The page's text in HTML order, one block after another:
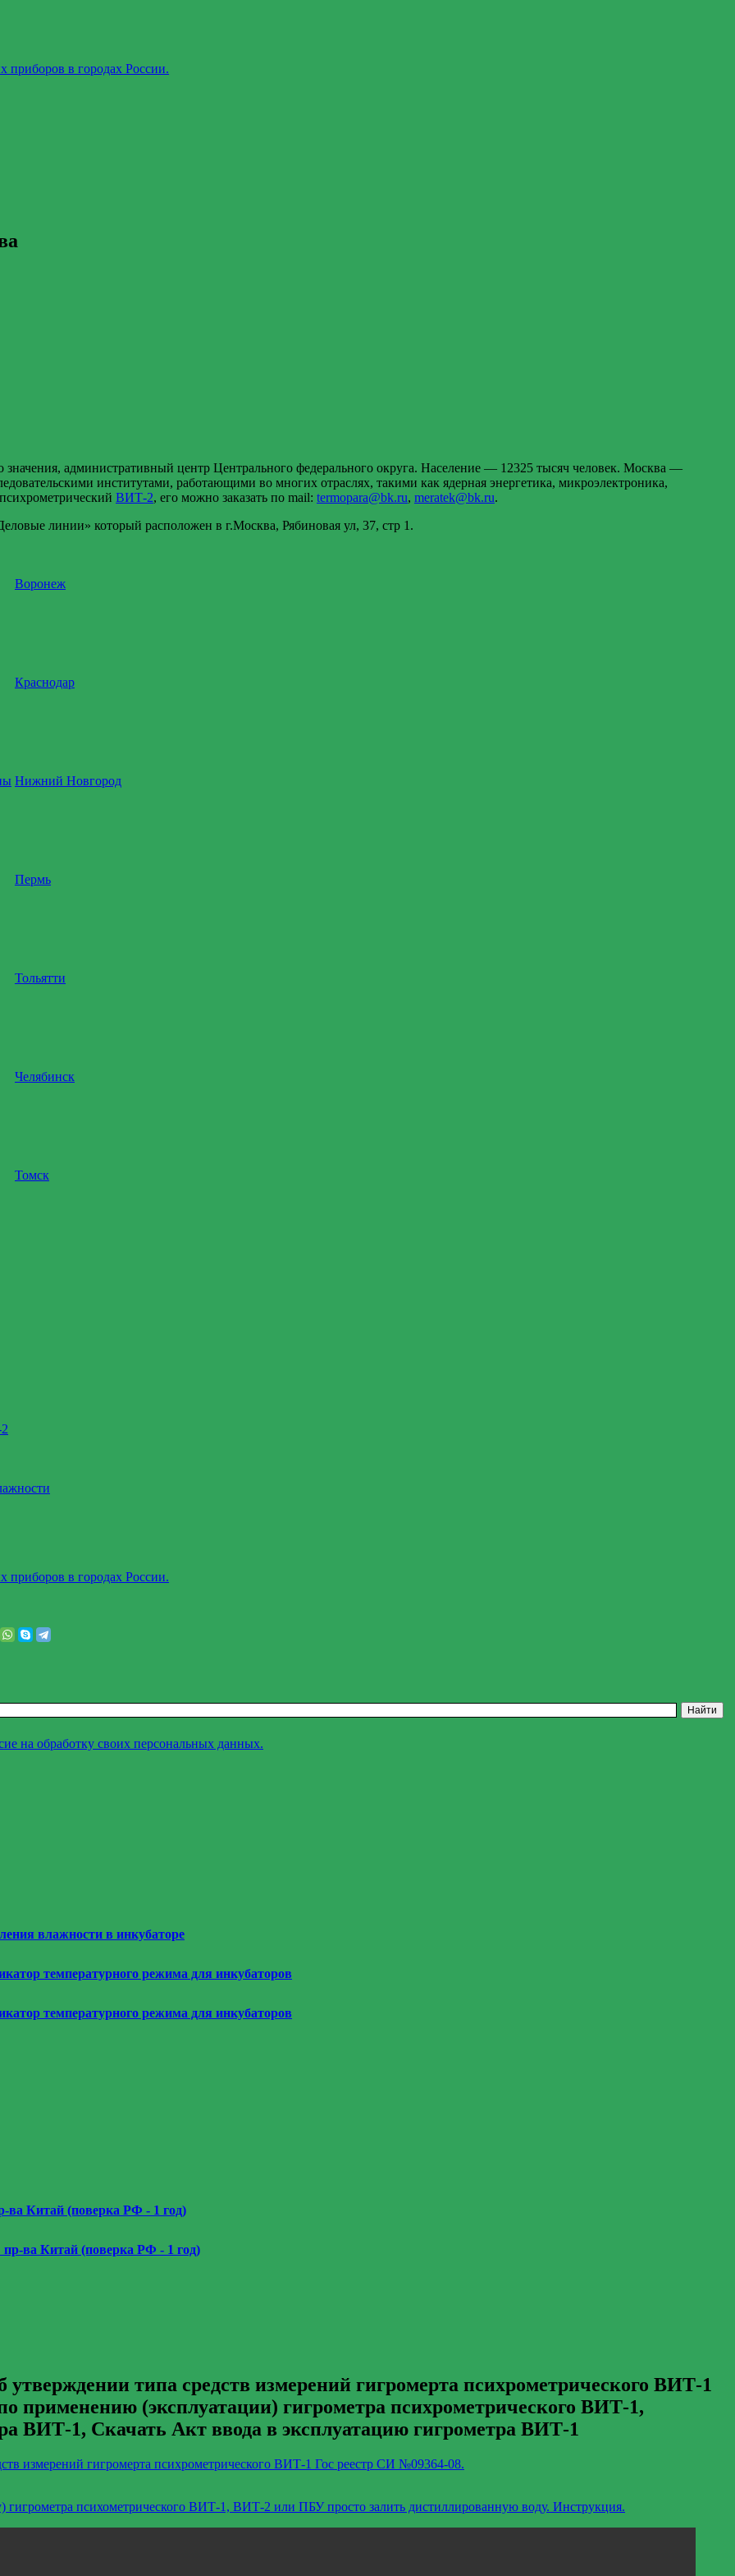
приборов в городах России.
административный центр Центрального федерального округа. Население — 12325 тысяч человек. Москва —
институтами, работающими во многих отраслях, такими как ядерная энергетика, микроэлектроника,
психрометрический ВИТ-2, его можно заказать по mail: termopara@bk.ru, meratek@bk.ru.
линии» который расположен в г.Москва, Рябиновая ул, 37, стр 1.
Воронеж
Краснодар
Нижний Новгород
Пермь
Тольятти
Челябинск
Томск
приборов в городах России.
на обработку своих персональных данных.
влажности в инкубаторе
температурного режима для инкубаторов
температурного режима для инкубаторов
ва Китай (поверка РФ - 1 год)
ва Китай (поверка РФ - 1 год)
типа средств измерений гигромерта психрометрического ВИТ-1
применению (эксплуатации) гигрометра психрометрического ВИТ-1,
ВИТ-1, Скачать Акт ввода в эксплуатацию гигрометра ВИТ-1
измерений гигромерта психрометрического ВИТ-1 Гос реестр СИ №09364-08.
гигрометра психометрического ВИТ-1, ВИТ-2 или ПБУ просто залить дистиллированную воду. Инструкция.